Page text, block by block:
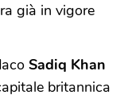
già in vigore
Sadiq Khan
britannica